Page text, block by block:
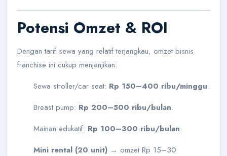
Potensi Omzet & ROI
Dengan tarif sewa yang relatif terjangkau, omzet bisnis
franchise ini cukup menjanjikan:
Sewa stroller/car seat: Rp 150–400 ribu/minggu.
Breast pump: Rp 200–500 ribu/bulan.
Mainan edukatif: Rp 100–300 ribu/bulan.
Mini rental (20 unit) → omzet Rp 15–30